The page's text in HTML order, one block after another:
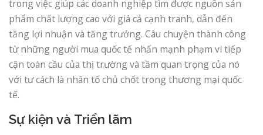
trong việc giúp các doanh nghiệp tìm được nguồn sản
phẩm chất lượng cao với giá cả cạnh tranh, dẫn đến
tăng lợi nhuận và tăng trưởng. Câu chuyện thành công
từ những người mua quốc tế nhấn mạnh phạm vi tiếp
cận toàn cầu của thị trường và tầm quan trọng của nó
với tư cách là nhân tố chủ chốt trong thương mại quốc
tế.
Sự kiện và Triển lãm